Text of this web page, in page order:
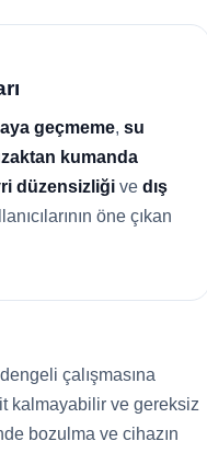
geçmeme, su
kumanda
düzensizliği ve dış
öne çıkan
çalışmasına
kalmayabilir ve gereksiz
bozulma ve cihazın